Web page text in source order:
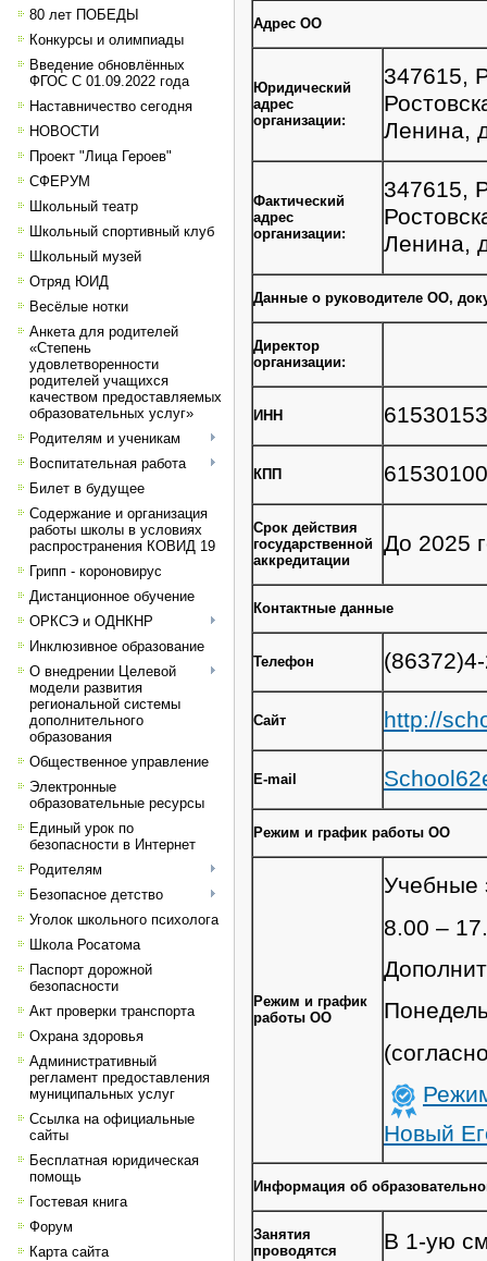
80 лет ПОБЕДЫ
Конкурсы и олимпиады
Введение обновлённых
ФГОС С 01.09.2022 года
Наставничество сегодня
НОВОСТИ
Проект "Лица Героев"
СФЕРУМ
Школьный театр
Школьный спортивный клуб
Школьный музей
Отряд ЮИД
Весёлые нотки
Анкета для родителей
«Степень
удовлетворенности
родителей учащихся
качеством предоставляемых
образовательных услуг»
Родителям и ученикам
Воспитательная работа
Билет в будущее
Содержание и организация
работы школы в условиях
распространения КОВИД 19
Грипп - короновирус
Дистанционное обучение
ОРКСЭ и ОДНКНР
Инклюзивное образование
О внедрении Целевой
модели развития
региональной системы
дополнительного
образования
Общественное управление
Электронные
образовательные ресурсы
Единый урок по
безопасности в Интернет
Родителям
Безопасное детство
Уголок школьного психолога
Школа Росатома
Паспорт дорожной
безопасности
Акт проверки транспорта
Охрана здоровья
Административный
регламент предоставления
муниципальных услуг
Ссылка на официальные
сайты
Бесплатная юридическая
помощь
Гостевая книга
Форум
Карта сайта
Адрес ОО
Юридический
адрес
организации:
347615,
Ленина,
Фактический
адрес
организации:
347615,
Ленина,
Данные о руководителе ОО,
Директор
организации:
ИНН
КПП
Срок действия
государственной
аккредитации
До 2025
Контактные данные
Телефон
Сайт http://
E-mail
Режим и график работы ОО
Режим и график
работы ОО
Учебные
8.00 –
Новый
Информация об
Занятия
проводятся
В 1-ую